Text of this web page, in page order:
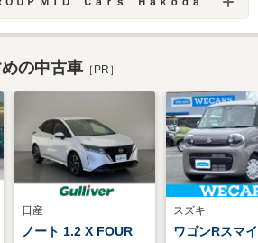
の中古車 ［PR］
日産
ノート 1.2 X FOUR
スズキ
ワゴンRスマ